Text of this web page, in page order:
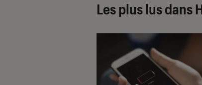
Les plus lus dans